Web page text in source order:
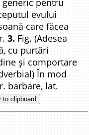
pentru
evului
care făcea
3. Fig. (Adesea
cu purtări
și comportare
În mod
barbare, lat.
to clipboard